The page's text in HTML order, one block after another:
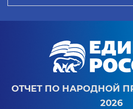
ОТЧЕТ ПО НАРОДНОЙ
2026